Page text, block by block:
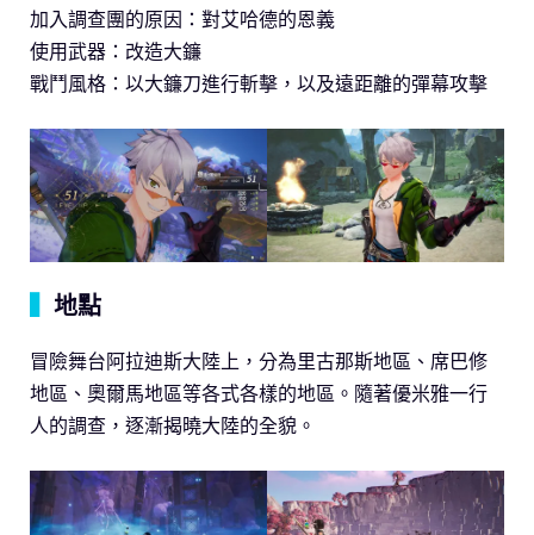
加入調查團的原因：對艾哈德的恩義
使用武器：改造大鐮
戰鬥風格：以大鐮刀進行斬擊，以及遠距離的彈幕攻擊
地點
冒險舞台阿拉迪斯大陸上，分為里古那斯地區、席巴修
地區、奧爾馬地區等各式各樣的地區。隨著優米雅一行
人的調查，逐漸揭曉大陸的全貌。